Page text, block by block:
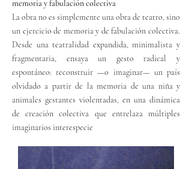
memoria y fabulación colectiva
La obra no es simplemente una obra de teatro, sino
un ejercicio de memoria y de fabulación colectiva.
Desde una teatralidad expandida, minimalista y
fragmentaria, ensaya un gesto radical y
espontáneo: reconstruir —o imaginar— un país
olvidado a partir de la memoria de una niña y
animales gestantes violentadas, en una dinámica
de creación colectiva que entrelaza múltiples
imaginarios interespecie